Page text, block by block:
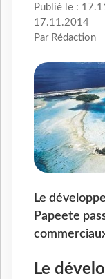
Publié le :
17.11.2014
Par Rédaction
Le
Papeete
Le